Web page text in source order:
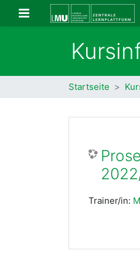
Zum Hauptinhalt
Website-Übersicht
Startseite
Trainer/in: